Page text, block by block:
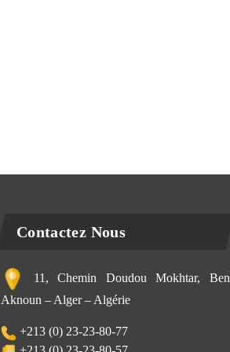
Contactez Nous
11, Chemin Doudou Mokhtar, Ben
Aknoun – Alger – Algérie
+213 (0) 23-23-80-77